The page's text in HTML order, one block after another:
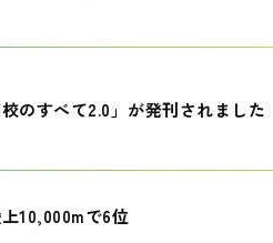
のすべて2.0」が発刊されました
10,000mで6位